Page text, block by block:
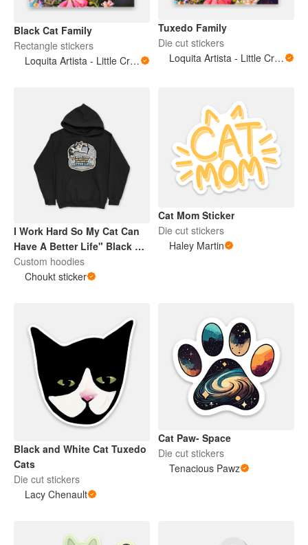
Black Cat Family
Rectangle stickers
Loquita Artista - Little Crazy Artist
Tuxedo Family
Die cut stickers
Loquita Artista - Little Crazy Artist
I Work Hard So My Cat Can
Have A Better Life" Black &
White Cat Hoodie
Custom hoodies
Choukt sticker
Cat Mom Sticker
Die cut stickers
Haley Martin
Black and White Cat Tuxedo
Cats
Die cut stickers
Lacy Chenault
Cat Paw- Space
Die cut stickers
Tenacious Pawz